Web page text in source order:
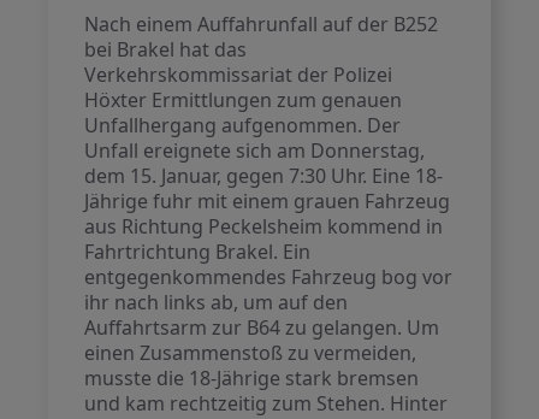
Nach einem Auffahrunfall auf der B252
bei Brakel hat das
Verkehrskommissariat der Polizei
Höxter Ermittlungen zum genauen
Unfallhergang aufgenommen. Der
Unfall ereignete sich am Donnerstag,
dem 15. Januar, gegen 7:30 Uhr. Eine 18-
Jährige fuhr mit einem grauen Fahrzeug
aus Richtung Peckelsheim kommend in
Fahrtrichtung Brakel. Ein
entgegenkommendes Fahrzeug bog vor
ihr nach links ab, um auf den
Auffahrtsarm zur B64 zu gelangen. Um
einen Zusammenstoß zu vermeiden,
musste die 18-Jährige stark bremsen
und kam rechtzeitig zum Stehen. Hinter